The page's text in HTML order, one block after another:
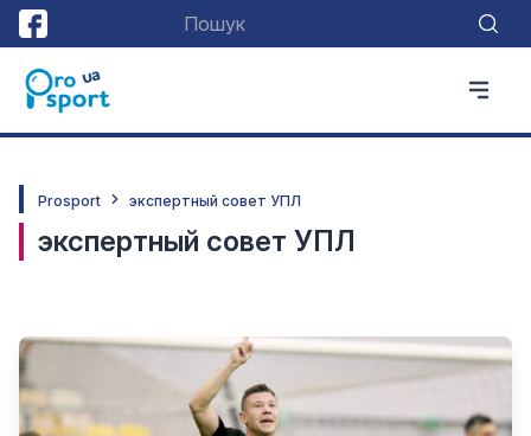
Prosport экспертный совет УПЛ
экспертный совет УПЛ